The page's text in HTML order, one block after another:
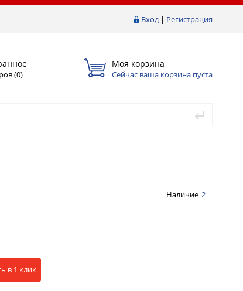
Вход| Регистрация
(0)
Моя корзина
Сейчас ваша корзина пуста
Наличие 2
в 1 клик